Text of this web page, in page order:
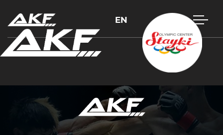
EN
Нажмите Enter для поиска или Esc, чтобы закрыть